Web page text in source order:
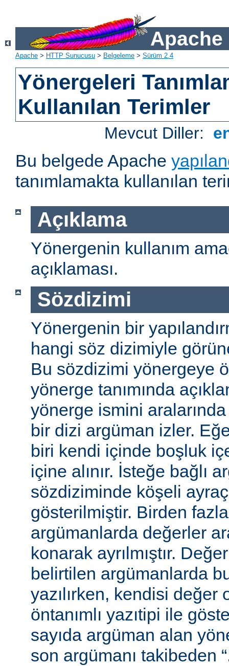
Apache
Apache > HTTP Sunucusu > Belgeleme > Sürüm 2.4
Yönergeleri
Kullanılan Terimler
Mevcut Diller:
Bu belgede Apache
tanımlamakta kullanılan
Açıklama
Yönergenin kullanım
açıklaması.
Sözdizimi
Yönergenin bir
hangi söz dizimiyle
Bu sözdizimi yönergeye
yönerge tanımında
yönerge ismini aralarında
bir dizi argüman izler.
biri kendi içinde boşluk
içine alınır. İsteğe bağlı
sözdiziminde köşeli
gösterilmiştir. Birden
argümanlarda değerler
konarak ayrılmıştır.
belirtilen argümanlarda
yazılırken, kendisi değer
öntanımlı yazıtipi ile
sayıda argüman alan
son argümanı takibeden